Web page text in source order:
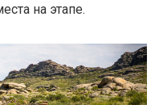
на этапе.